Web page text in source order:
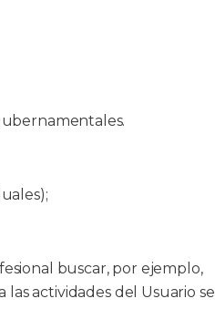
buscar, por ejemplo,
las actividades del Usuario se